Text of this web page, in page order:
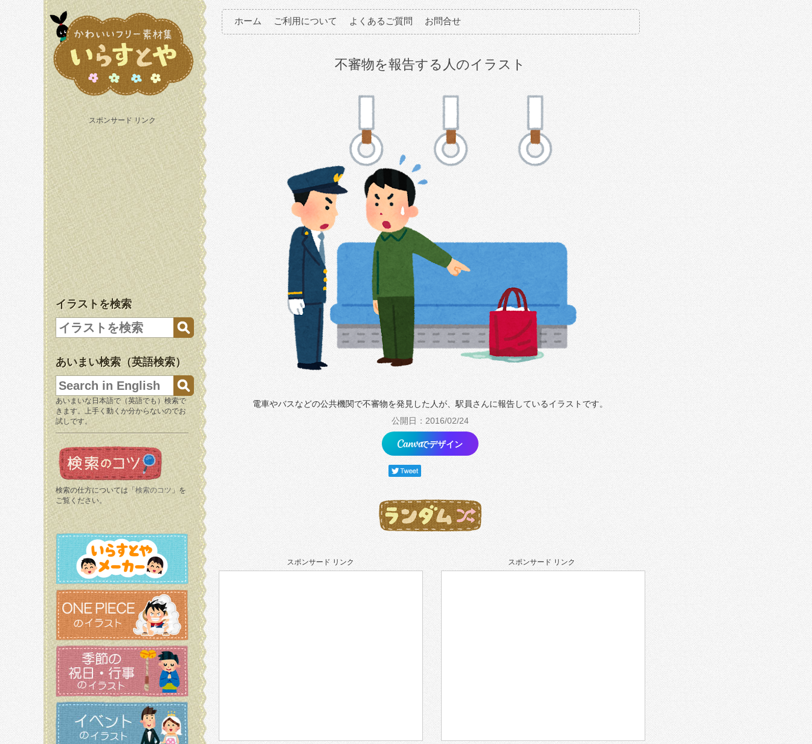
スポンサード リンク
イラストを検索
あいまい検索（英語検索）
あいまいな日本語で（英語でも）検索で
きます。上手く動くか分からないのでお
試しです。
検索の仕方については「 検索のコツ 」を
ご覧ください。
ホーム ご利用について よくあるご質問 お問合せ
不審物を報告する人のイラスト
電車やバスなどの公共機関で不審物を発見した人が、駅員さんに報告しているイラストです。
公開日：2016/02/24
でデザイン
スポンサード リンク スポンサード リンク